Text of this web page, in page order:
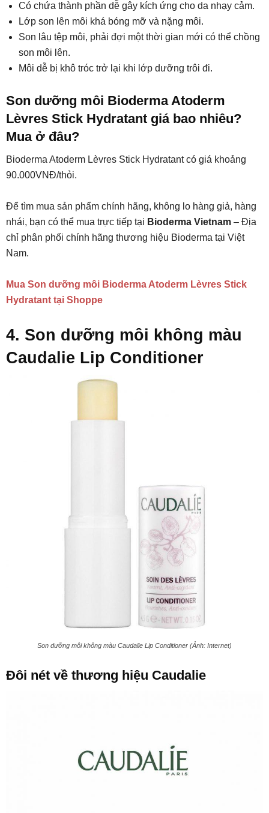
Có chứa thành phần dễ gây kích ứng cho da nhạy cảm.
Lớp son lên môi khá bóng mỡ và nặng môi.
Son lâu tệp môi, phải đợi một thời gian mới có thể chồng
son môi lên.
Môi dễ bị khô tróc trở lại khi lớp dưỡng trôi đi.
Son dưỡng môi Bioderma Atoderm
Lèvres Stick Hydratant giá bao nhiêu?
Mua ở đâu?
Bioderma Atoderm Lèvres Stick Hydratant có giá khoảng
90.000VNĐ/thỏi.
Để tìm mua sản phẩm chính hãng, không lo hàng giả, hàng
nhái, bạn có thể mua trực tiếp tại Bioderma Vietnam – Địa
chỉ phân phối chính hãng thương hiệu Bioderma tại Việt
Nam.
Mua Son dưỡng môi Bioderma Atoderm Lèvres Stick
Hydratant tại Shoppe
4. Son dưỡng môi không màu
Caudalie Lip Conditioner
Son dưỡng môi không màu Caudalie Lip Conditioner (Ảnh: Internet)
Đôi nét về thương hiệu Caudalie